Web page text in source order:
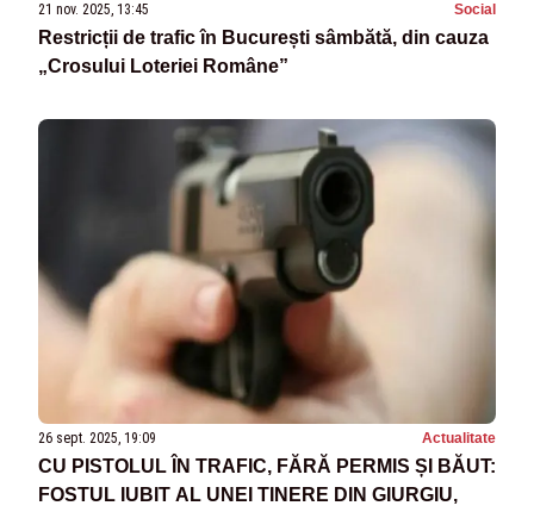
21 nov. 2025, 13:45 Social
Restricții de trafic în București sâmbătă, din cauza
„Crosului Loteriei Române”
26 sept. 2025, 19:09 Actualitate
CU PISTOLUL ÎN TRAFIC, FĂRĂ PERMIS ȘI BĂUT:
FOSTUL IUBIT AL UNEI TINERE DIN GIURGIU,